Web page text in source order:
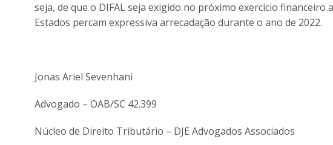
seja, de que o DIFAL seja exigido no próximo exercício financeiro
Estados percam expressiva arrecadação durante o ano de 2022.
Jonas Ariel Sevenhani
Advogado – OAB/SC 42.399
Núcleo de Direito Tributário – DJE Advogados Associados